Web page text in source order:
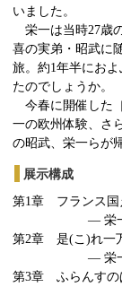
いました。
栄一は当時27歳
喜の実弟・昭武に
旅。約1年半にお
たのでしょうか。
今春に開催した
一の欧州体験、さ
の昭武、栄一らが
展示構成
第1章 フランス国
― 栄一、異
第2章 是(こ )れ一
― 栄一、横
第3章 ふらんすの